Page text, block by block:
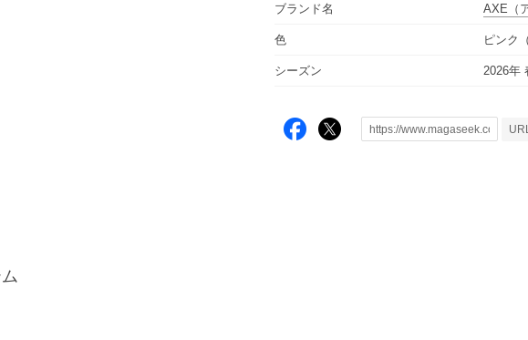
ブランド名 AXE （
色 ピンク
シーズン 2026年